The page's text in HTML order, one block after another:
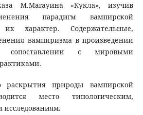
М.Магауина «Кукла», изучив
парадигм вампирской
характер. Содержательные,
вампиризма в произведении
сопоставлении с мировыми
раскрытия природы вампирской
место типологическим,
исследованиям.